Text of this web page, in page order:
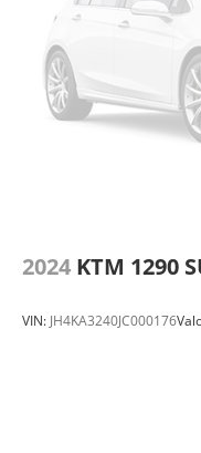
2024 KTM 1290
VIN: JH4KA3240JC000176